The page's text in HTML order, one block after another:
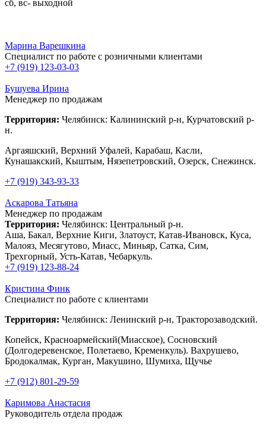
сб, вс- выходной
Марина Варешкина
Специалист по работе с розничными клиентами
+7 (919) 123-03-03
Бушуева Ирина
Менеджер по продажам
Территория: Челябинск: Калининский р-н, Курчатовский р-
н.
Аргаяшский, Верхний Уфалей, Карабаш, Касли,
Кунашакский, Кыштым, Нязепетровский, Озерск, Снежинск.
+7 (919) 343-93-33
Аскарова Татьяна
Менеджер по продажам
Территория: Челябинск: Центральный р-н.
Аша, Бакал, Верхние Киги, Златоуст, Катав-Ивановск, Куса,
Малояз, Месягутово, Миасс, Миньяр, Сатка, Сим,
Трехгорный, Усть-Катав, Чебаркуль.
+7 (919) 123-88-24
Кристина Финк
Специалист по работе с клиентами
Территория: Челябинск: Ленинский р-н, Тракторозаводский.
Копейск, Красноармейский(Миасское), Сосновский
(Долгодеревенское, Полетаево, Кременкуль). Вахрушево,
Бродокалмак, Курган, Макушино, Шумиха, Щучье
+7 (912) 801-29-59
Каримова Анастасия
Руководитель отдела продаж